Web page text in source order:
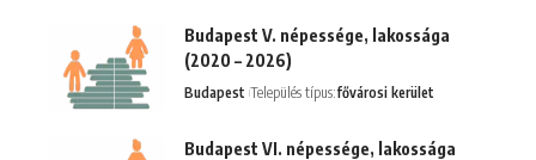
Budapest V. népessége, lakossága
(2020 – 2026)
Budapest Település típus:fővárosi kerület
Budapest VI. népessége, lakossága